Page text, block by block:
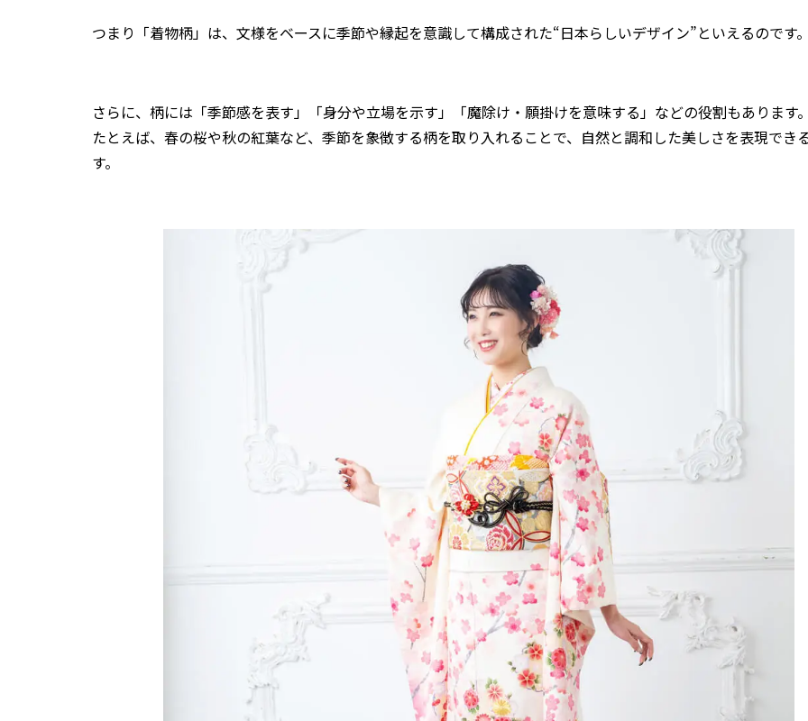
つまり「着物柄」は、文様をベースに季節や縁起を意識して構成された“日本らしいデザイン”といえるのです。
さらに、柄には「季節感を表す」「身分や立場を示す」「魔除け・願掛けを意味する」などの役割もあります。
たとえば、春の桜や秋の紅葉など、季節を象徴する柄を取り入れることで、自然と調和した美しさを表現でき
す。